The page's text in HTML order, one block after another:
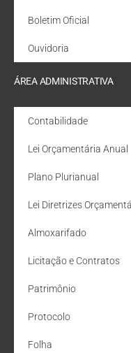
Boletim Oficial
Ouvidoria
ÁREA ADMINISTRATIVA
Contabilidade
Lei Orçamentária Anual
Plano Plurianual
Lei Diretrizes
Almoxarifado
Licitação e Contratos
Patrimônio
Protocolo
Folha